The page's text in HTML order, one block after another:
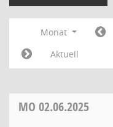
Monat
Aktuell
MO 02.06.2025